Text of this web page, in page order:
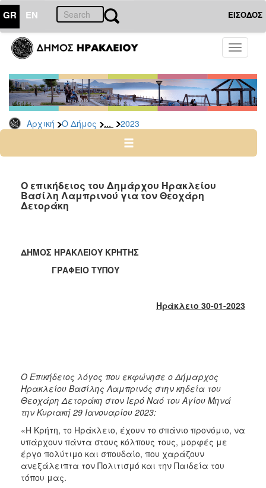
GR EN ΕΙΣΟΔΟΣ
Toggle
Αρχική Ο Δήμος ... 2023
ΔΗΜΟΣ
Δελτία
Τύπου
Αρχείο
2026
2024
2022
2021
2019
2018
2011
2010
2006
ΤΟΠΟΣ
Ο επικήδειος του Δημάρχου Ηρακλείου
Βασίλη Λαμπρινού για τον Θεοχάρη
Δετοράκη
ΔΗΜΟΣ ΗΡΑΚΛΕΙΟΥ ΚΡΗΤΗΣ
ΓΡΑΦΕΙΟ ΤΥΠΟΥ
Ηράκλειο 30-01-2023
Ο Επικήδειος λόγος που εκφώνησε ο Δήμαρχος
Ηρακλείου Βασίλης Λαμπρινός στην κηδεία του
Θεοχάρη Δετοράκη στον Ιερό Ναό του Αγίου Μηνά
την Κυριακή 29 Ιανουαρίου 2023:
«Η Κρήτη, το Ηράκλειο, έχουν το σπάνιο προνόμιο, να
υπάρχουν πάντα στους κόλπους τους, μορφές με
έργο πολύτιμο και σπουδαίο, που χαράζουν
ανεξάλειπτα τον Πολιτισμό και την Παιδεία του
τόπου μας.